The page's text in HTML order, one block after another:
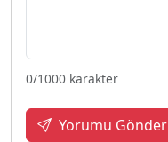
0/1000 karakter
Yorumu Gönder